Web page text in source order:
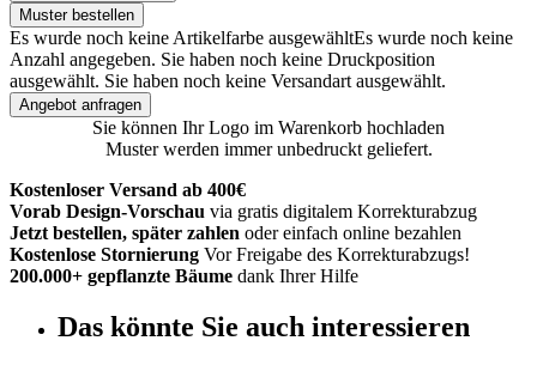
Muster bestellen
Es wurde noch keine Artikelfarbe ausgewähltEs wurde noch keine
Anzahl angegeben. Sie haben noch keine Druckposition
ausgewählt. Sie haben noch keine Versandart ausgewählt.
Angebot anfragen
Sie können Ihr Logo im Warenkorb hochladen
Muster werden immer unbedruckt geliefert.
Kostenloser Versand ab 400€
Vorab Design-Vorschau via gratis digitalem Korrekturabzug
Jetzt bestellen, später zahlen oder einfach online bezahlen
Kostenlose Stornierung Vor Freigabe des Korrekturabzugs!
200.000+ gepflanzte Bäume dank Ihrer Hilfe
Das könnte Sie auch interessieren